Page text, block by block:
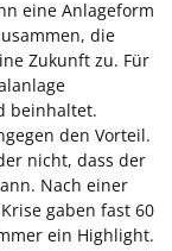
eine Anlageform
die
Zukunft zu. Für
beinhaltet.
den Vorteil.
nicht, dass der
Nach einer
gaben fast 60
ein Highlight.